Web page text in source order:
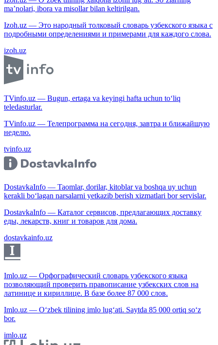
ma’nolari, ibora va misollar bilan keltirilgan.
Izoh.uz — Это народный толковый словарь узбекского языка с
подробными определениями и примерами для каждого слова.
izoh.uz
TVinfo.uz — Bugun, ertaga va keyingi hafta uchun to‘liq
teledasturlar.
TVinfo.uz — Телепрограмма на сегодня, завтра и ближайшую
неделю.
tvinfo.uz
DostavkaInfo — Taomlar, dorilar, kitoblar va boshqa uy uchun
kerakli bo‘lagan narsalarni yetkazib berish xizmatlari bor servislar.
DostavkaInfo — Каталог сервисов, предлагающих доставку
еды, лекарств, книг и товаров для дома.
dostavkainfo.uz
Imlo.uz — Орфографический словарь узбекского языка
позволяющий проверить правописание узбекских слов на
латинице и кириллице. В базе более 87 000 слов.
Imlo.uz — O‘zbek tilining imlo lug‘ati. Saytda 85 000 ortiq so‘z
bor.
imlo.uz